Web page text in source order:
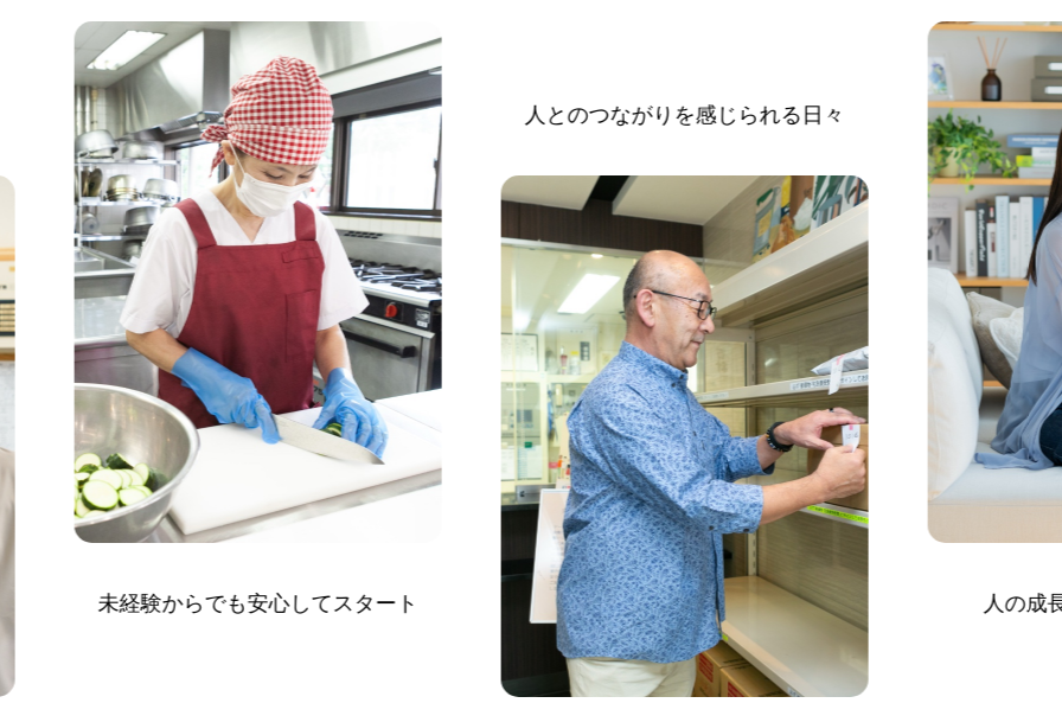
験からでも安心してスタート
人とのつながりを感じられる日々
人の成長を間近で